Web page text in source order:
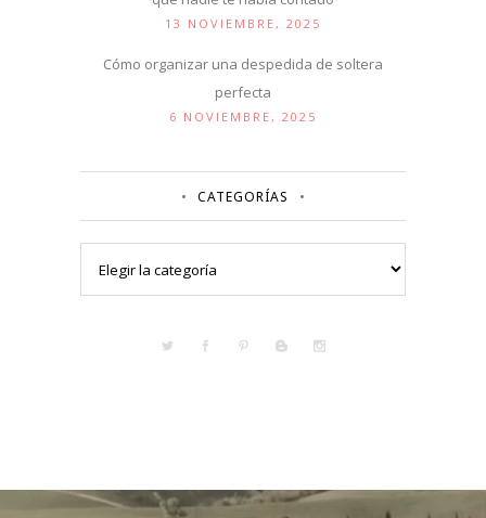
13 NOVIEMBRE, 2025
Cómo organizar una despedida de soltera
perfecta
6 NOVIEMBRE, 2025
CATEGORÍAS